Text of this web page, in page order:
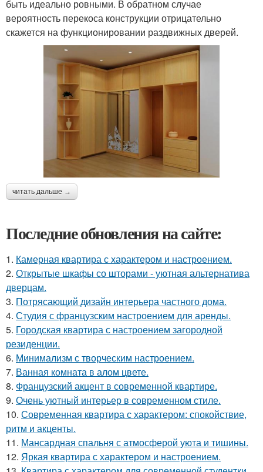
быть идеально ровными. В обратном случае
вероятность перекоса конструкции отрицательно
скажется на функционировании раздвижных дверей.
читать дальше →
Последние обновления на сайте:
1. Камерная квартира с характером и настроением.
2. Открытые шкафы со шторами - уютная альтернатива
дверцам.
3. Потрясающий дизайн интерьера частного дома.
4. Студия с французским настроением для аренды.
5. Городская квартира с настроением загородной
резиденции.
6. Минимализм с творческим настроением.
7. Ванная комната в алом цвете.
8. Французский акцент в современной квартире.
9. Очень уютный интерьер в современном стиле.
10. Современная квартира с характером: спокойствие,
ритм и акценты.
11. Мансардная спальня с атмосферой уюта и тишины.
12. Яркая квартира с характером и настроением.